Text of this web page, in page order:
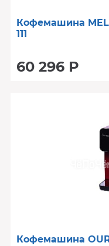
Кофемашина
111
60 296 Р
Кофемашина